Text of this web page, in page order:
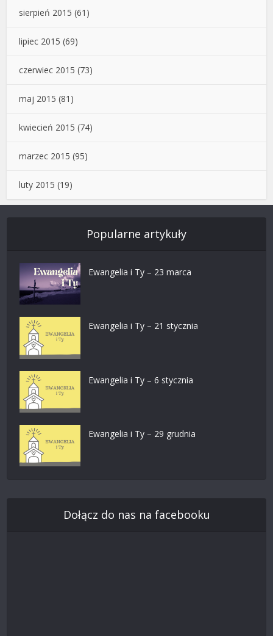
sierpień 2015 (61)
lipiec 2015 (69)
czerwiec 2015 (73)
maj 2015 (81)
kwiecień 2015 (74)
marzec 2015 (95)
luty 2015 (19)
Popularne artykuły
Ewangelia i Ty – 23 marca
Ewangelia i Ty – 21 stycznia
Ewangelia i Ty – 6 stycznia
Ewangelia i Ty – 29 grudnia
Dołącz do nas na facebooku